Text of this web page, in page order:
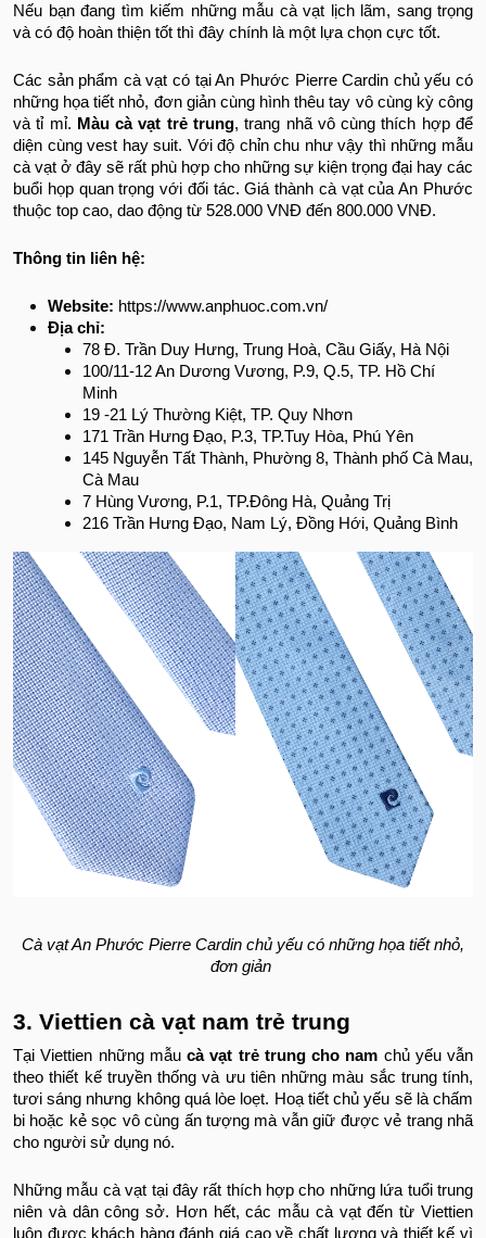
Nếu bạn đang tìm kiếm những mẫu cà vạt lịch lãm, sang trọng
và có độ hoàn thiện tốt thì đây chính là một lựa chọn cực tốt.
Các sản phẩm cà vạt có tại An Phước Pierre Cardin chủ yếu có
những họa tiết nhỏ, đơn giản cùng hình thêu tay vô cùng kỳ công
và tỉ mỉ. Màu cà vạt trẻ trung, trang nhã vô cùng thích hợp để
diện cùng vest hay suit. Với độ chỉn chu như vậy thì những mẫu
cà vạt ở đây sẽ rất phù hợp cho những sự kiện trọng đại hay các
buổi họp quan trọng với đối tác. Giá thành cà vạt của An Phước
thuộc top cao, dao động từ 528.000 VNĐ đến 800.000 VNĐ.
Thông tin liên hệ:
Website: https://www.anphuoc.com.vn/
Địa chỉ:
78 Đ. Trần Duy Hưng, Trung Hoà, Cầu Giấy, Hà Nội
100/11-12 An Dương Vương, P.9, Q.5, TP. Hồ Chí
Minh
19 -21 Lý Thường Kiệt, TP. Quy Nhơn
171 Trần Hưng Đạo, P.3, TP.Tuy Hòa, Phú Yên
145 Nguyễn Tất Thành, Phường 8, Thành phố Cà Mau,
Cà Mau
7 Hùng Vương, P.1, TP.Đông Hà, Quảng Trị
216 Trần Hưng Đạo, Nam Lý, Đồng Hới, Quảng Bình
Cà vạt An Phước Pierre Cardin chủ yếu có những họa tiết nhỏ,
đơn giản
3. Viettien cà vạt nam trẻ trung
Tại Viettien những mẫucà vạt trẻ trung cho nam chủ yếu vẫn
theo thiết kế truyền thống và ưu tiên những màu sắc trung tính,
tươi sáng nhưng không quá lòe loẹt. Hoạ tiết chủ yếu sẽ là chấm
bi hoặc kẻ sọc vô cùng ấn tượng mà vẫn giữ được vẻ trang nhã
cho người sử dụng nó.
Những mẫu cà vạt tại đây rất thích hợp cho những lứa tuổi trung
niên và dân công sở. Hơn hết, các mẫu cà vạt đến từ Viettien
luôn được khách hàng đánh giá cao về chất lượng và thiết kế vì